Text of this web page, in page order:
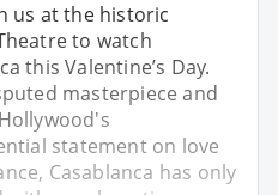
us at the historic
to watch
this Valentine’s Day.
masterpiece and
statement on love
Casablanca has only